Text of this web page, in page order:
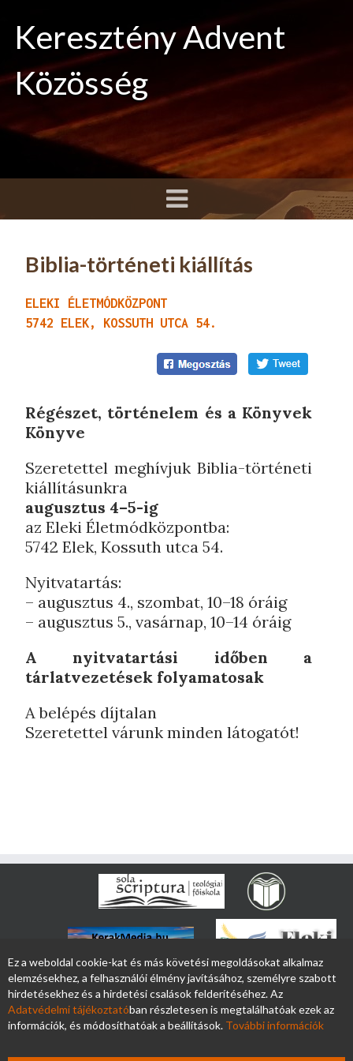
Keresztény Advent
Közösség
Biblia-történeti kiállítás
ELEKI ÉLETMÓDKÖZPONT
5742 ELEK, KOSSUTH UTCA 54.
Régészet, történelem és a Könyvek
Könyve
Szeretettel meghívjuk Biblia-történeti
kiállításunkra
augusztus 4–5-ig
az Eleki Életmódközpontba:
5742 Elek, Kossuth utca 54.
Nyitvatartás:
– augusztus 4., szombat, 10–18 óráig
– augusztus 5., vasárnap, 10–14 óráig
A nyitvatartási időben a
tárlatvezetések folyamatosak
A belépés díjtalan
Szeretettel várunk minden látogatót!
Ez a weboldal cookie-kat és más követési megoldásokat alkalmaz
elemzésekhez, a felhasználói élmény javításához, személyre szabott
hirdetésekhez és a hirdetési csalások felderítéséhez. Az
Adatvédelmi tájékoztatóban részletesen is megtalálhatóak ezek az
információk, és módosíthatóak a beállítások. További információk